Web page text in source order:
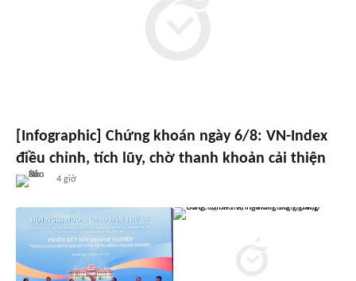
[Infographic] Chứng khoán ngày 6/8: VN-Index
điều chỉnh, tích lũy, chờ thanh khoản cải thiện
4 giờ